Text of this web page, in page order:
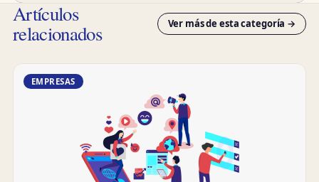
Artículos
relacionados Ver más de esta categoría →
EMPRESAS